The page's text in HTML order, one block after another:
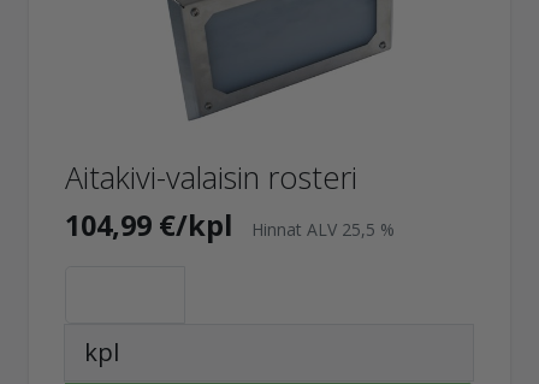
Aitakivi-valaisin rosteri
104,99 €/kpl Hinnat ALV 25,5 %
kpl